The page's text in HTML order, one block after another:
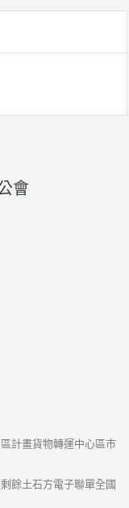
會
計畫貨物轉運中心區市
餘土石方電子聯單全國